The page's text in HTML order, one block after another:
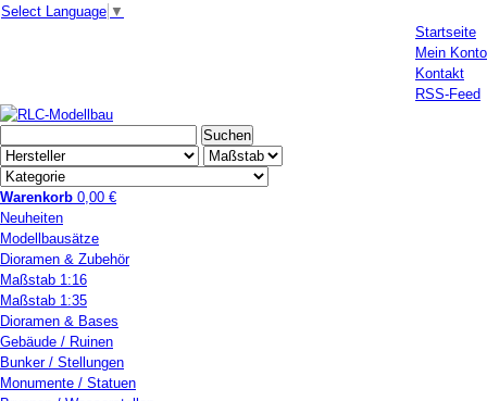
Select Language ▼
Startseite
Mein Konto
Kontakt
RSS-Feed
Warenkorb 0,00 €
Neuheiten
Modellbausätze
Dioramen & Zubehör
Maßstab 1:16
Maßstab 1:35
Dioramen & Bases
Gebäude / Ruinen
Bunker / Stellungen
Monumente / Statuen